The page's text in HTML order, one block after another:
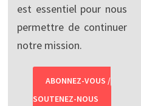
est essentiel pour nous
permettre de continuer
notre mission.
ABONNEZ-VOUS /
SOUTENEZ-NOUS